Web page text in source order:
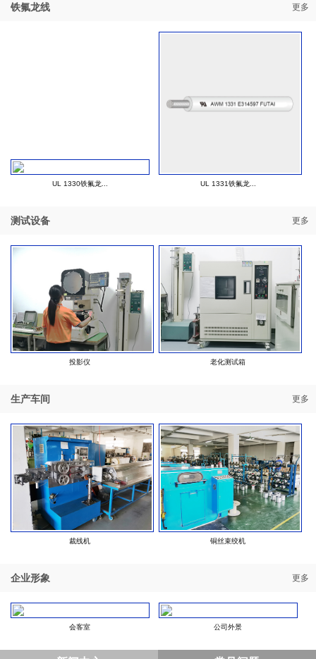
更多
铁氟龙线
UL 1330铁氟龙... UL 1331铁氟龙...
更多
测试设备
投影仪 老化测试箱
更多
生产车间
裁线机 铜丝束绞机
更多
企业形象
会客室 公司外景